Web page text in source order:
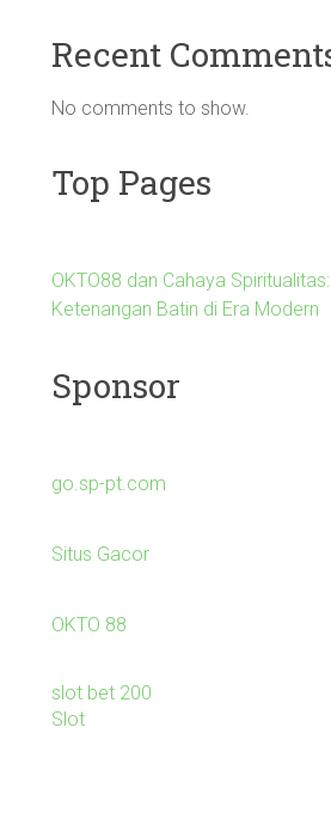
Recent
No comments to show.
Top Pages
OKTO88 dan Cahaya
Ketenangan Batin di Era Modern
Sponsor
go.sp-pt.com
Situs Gacor
OKTO 88
slot bet 200
Slot